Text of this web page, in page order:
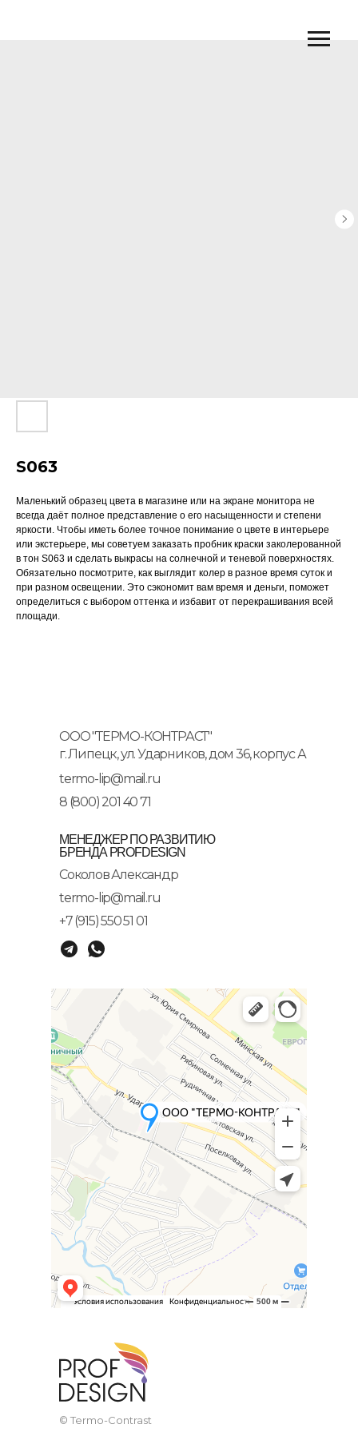
S063
Маленький образец цвета в магазине или на экране монитора не
всегда даёт полное представление о его насыщенности и степени
яркости. Чтобы иметь более точное понимание о цвете в интерьере
или экстерьере, мы советуем заказать пробник краски заколерованной
в тон S063 и сделать выкрасы на солнечной и теневой поверхностях.
Обязательно посмотрите, как выглядит колер в разное время суток и
при разном освещении. Это сэкономит вам время и деньги, поможет
определиться с выбором оттенка и избавит от перекрашивания всей
площади.
ООО "ТЕРМО-КОНТРАСТ"
г. Липецк, ул. Ударников, дом 36, корпус А
termo-lip@mail.ru
8 (800) 201 40 71
Соколов Александр
termo-lip@mail.ru
+7 (915) 550 51 01
МЕНЕДЖЕР ПО РАЗВИТИЮ
БРЕНДА PROFDESIGN
© Termo-Contrast